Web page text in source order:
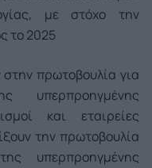
με στόχο την
το 2025
πρωτοβουλία για
υπερπροηγμένης
και εταιρείες
την πρωτοβουλία
υπερπροηγμένης